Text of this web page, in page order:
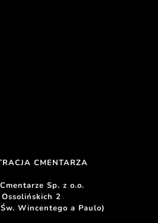
CMENTARZA
Sp. z o.o.
2
Wincentego a Paulo)